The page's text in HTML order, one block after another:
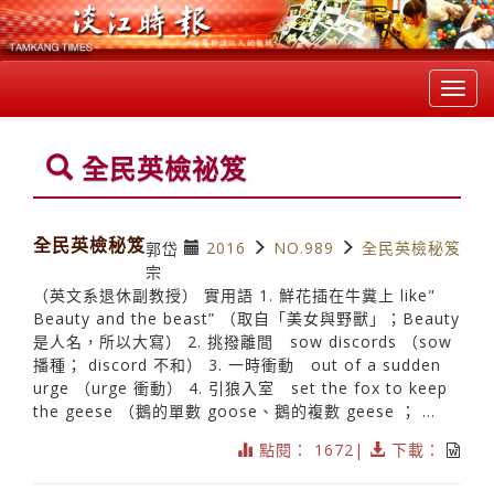
全民英檢祕笈
全民英檢秘笈 2016 NO.989 全民英檢秘笈
郭岱
宗
（英文系退休副教授） 實用語 1. 鮮花插在牛糞上 like"
Beauty and the beast” （取自「美女與野獸」；Beauty
是人名，所以大寫） 2. 挑撥離間 sow discords （sow
播種； discord 不和） 3. 一時衝動 out of a sudden
urge （urge 衝動） 4. 引狼入室 set the fox to keep
the geese （鵝的單數 goose、鵝的複數 geese ； ...
點閱： 1672|
下載：